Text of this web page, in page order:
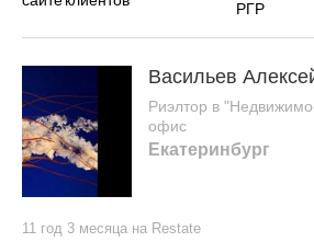
Васильев
Риэлтор в
офис
Екатеринбург
11 год 3 месяца на Restate